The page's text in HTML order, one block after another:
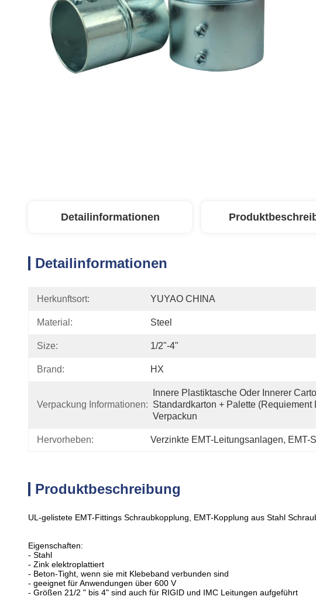
Detailinformationen
Detailinformationen
Herkunftsort: YUYAO CHINA
Material: Steel
Size: 1/2"-4"
Brand: HX
Verpackung Informationen:
Innere Plastiktasche Oder Innerer
Standardkarton + Palette (requiement
Verpackun
Hervorheben: Verzinkte EMT-Leitungsanlagen, EMT-
Produktbeschreibung
UL-gelistete EMT-Fittings Schraubkopplung, EMT-Kopplung aus Stahl
Eigenschaften:
- Stahl
- Zink elektroplattiert
- Beton-Tight, wenn sie mit Klebeband verbunden sind
- geeignet für Anwendungen über 600 V
- Größen 21/2 " bis 4" sind auch für RIGID und IMC Leitungen aufgeführt